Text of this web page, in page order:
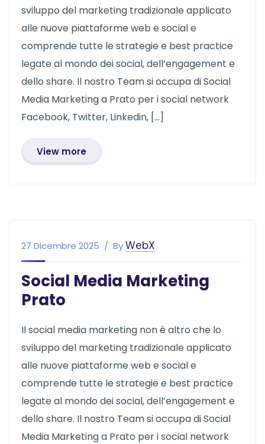
sviluppo del marketing tradizionale applicato
alle nuove piattaforme web e social e
comprende tutte le strategie e best practice
legate al mondo dei social, dell’engagement e
dello share. Il nostro Team si occupa di Social
Media Marketing a Prato per i social network
Facebook, Twitter, Linkedin, […]
View more
27 Dicembre 2025 ByWebX
Social Media Marketing
Prato
Il social media marketing non è altro che lo
sviluppo del marketing tradizionale applicato
alle nuove piattaforme web e social e
comprende tutte le strategie e best practice
legate al mondo dei social, dell’engagement e
dello share. Il nostro Team si occupa di Social
Media Marketing a Prato per i social network